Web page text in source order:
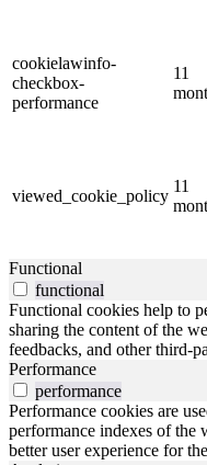
cookielawinfo-
checkbox-
performance
11
viewed_cookie_policy
11
Functional
functional
Functional cookies help to
sharing the content of the
feedbacks, and other third-
Performance
performance
Performance cookies are
performance indexes of the
better user experience for